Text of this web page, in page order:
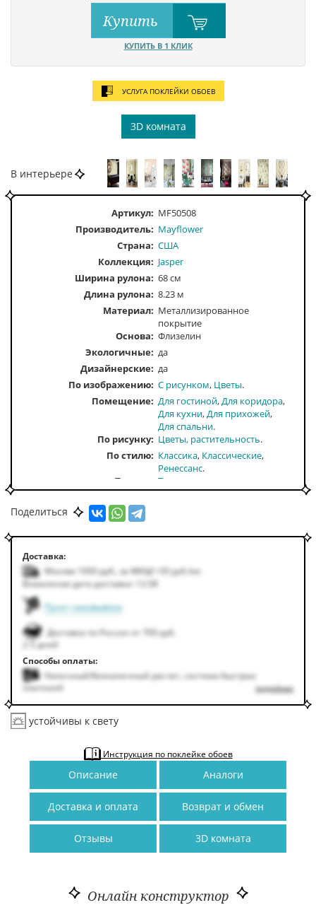
Купить
КУПИТЬ В 1 КЛИК
УСЛУГА ПОКЛЕЙКИ ОБОЕВ
3D комната
В интерьере
Артикул: MF50508
Производитель: Mayflower
Страна: США
Коллекция: Jasper
Ширина рулона: 68 см
Длина рулона: 8.23 м
Материал: Металлизированное
покрытие
Основа: Флизелин
Экологичные: да
Дизайнерские: да
По изображению С рисунком Цветы
Помещение Для гостиной Для коридора
Для кухни Для прихожей
Для спальни
По рисунку
Цветы, растительность
По стилю
Классика Классические
Ренессанс
По тону
Темные
Поделиться
Доставка:
Москва 1000руб. за МКАД +50руб. /км
Возможная дата доставки: 12.08
Пункт самовывоза
Доставка по России от 700 руб.
2-5 дней
Способы оплаты:
Наличный/безналичный расчет, система быстрых
платежей
подробнее
устойчивы к свету
Инструкция по поклейке обоев
Описание Аналоги
Доставка и оплата Возврат и обмен
Отзывы 3D комната
Онлайн конструктор